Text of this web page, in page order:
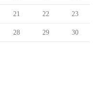
21 22 23
28 29 30